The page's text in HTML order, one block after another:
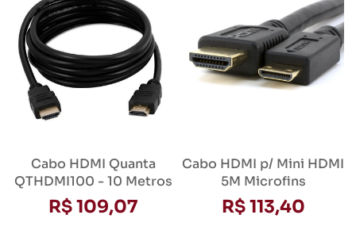
Cabo HDMI Quanta
QTHDMI100 - 10 Metros
R$ 109,07
Cabo HDMI p/ Mini HDMI
5M Microfins
R$ 113,40